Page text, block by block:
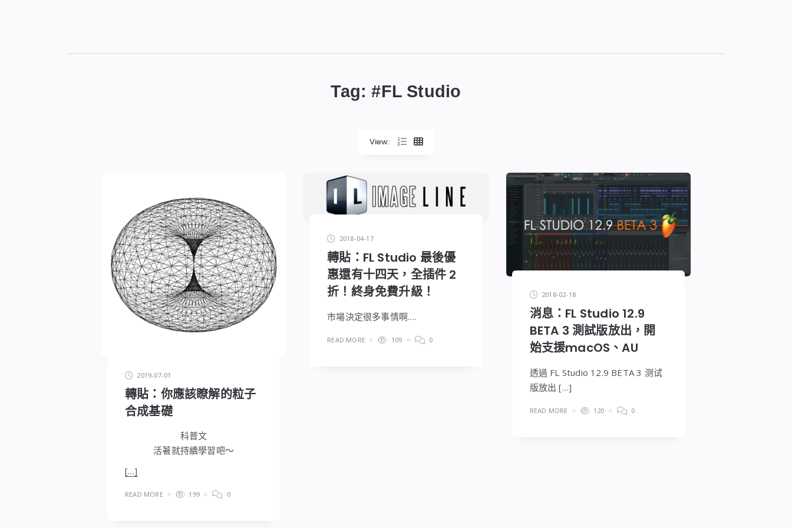
Tag: #FL Studio
View:
2019-07-01
轉貼：你應該瞭解的粒子
合成基礎
科普文
活著就持續學習吧～
[…]
READ MORE 199 0
2018-04-17
轉貼：FL Studio 最後優
惠還有十四天，全插件 2
折！終身免費升級！
市場決定很多事情啊….
READ MORE 109 0
2018-02-18
消息：FL Studio 12.9
BETA 3 測試版放出，開
始支援macOS、AU
透過 FL Studio 12.9 BETA 3 测试
版放出 […]
READ MORE 120 0